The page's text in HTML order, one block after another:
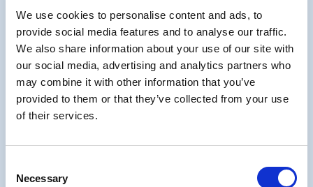
We use cookies to personalise content and ads, to
provide social media features and to analyse our traffic.
We also share information about your use of our site with
our social media, advertising and analytics partners who
may combine it with other information that you’ve
provided to them or that they’ve collected from your use
of their services.
Selection
Necessary
PDV January 19, 2024
Freelanceri u Bosni i Hercegovini
Freelanceri u Bosni i Hercegovini suočavaju se s izazovima
vezanim uz plaćanje poreza, a njihov položaj postao je
predmet rasprave
Pročitaj više